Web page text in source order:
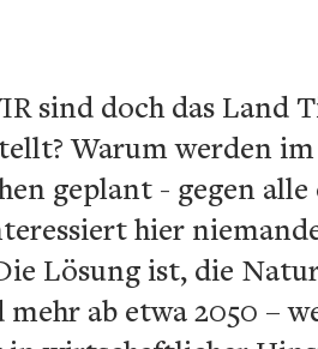
sind doch das Land
Warum werden
geplant - gegen
hier
Lösung ist, die
ab etwa 2050 –